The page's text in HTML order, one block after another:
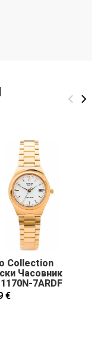
‹ ›
Collection
Часовник
7ARDF
€